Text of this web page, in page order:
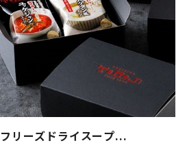
フリーズドライスープ...